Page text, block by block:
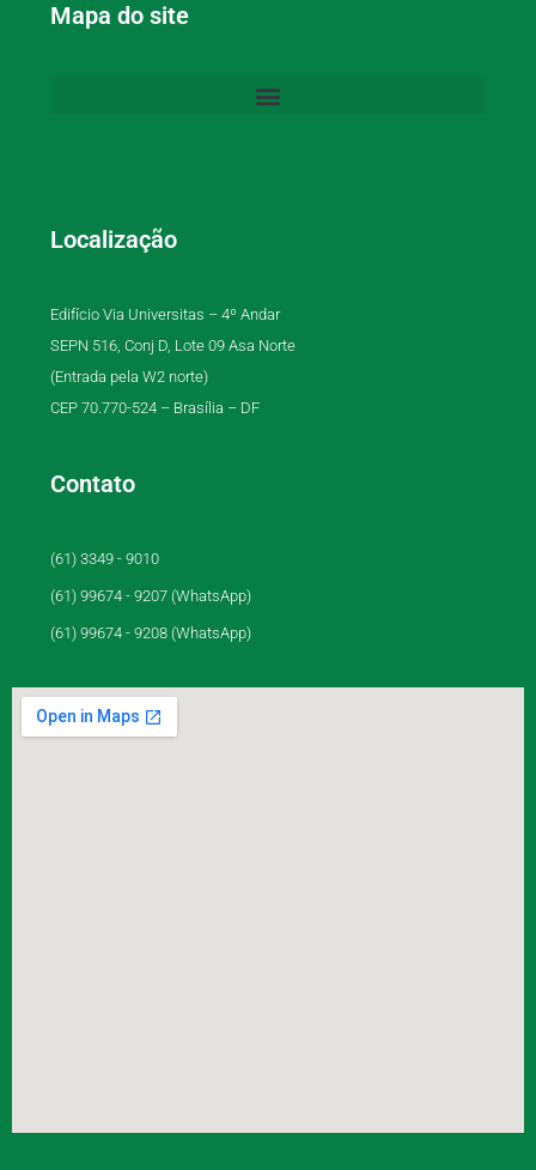
Mapa do site
Localização
Edifício Via Universitas – 4º Andar
SEPN 516, Conj D, Lote 09 Asa Norte
(Entrada pela W2 norte)
CEP 70.770-524 – Brasília – DF
Contato
(61) 3349 - 9010
(61) 99674 - 9207 (WhatsApp)
(61) 99674 - 9208 (WhatsApp)